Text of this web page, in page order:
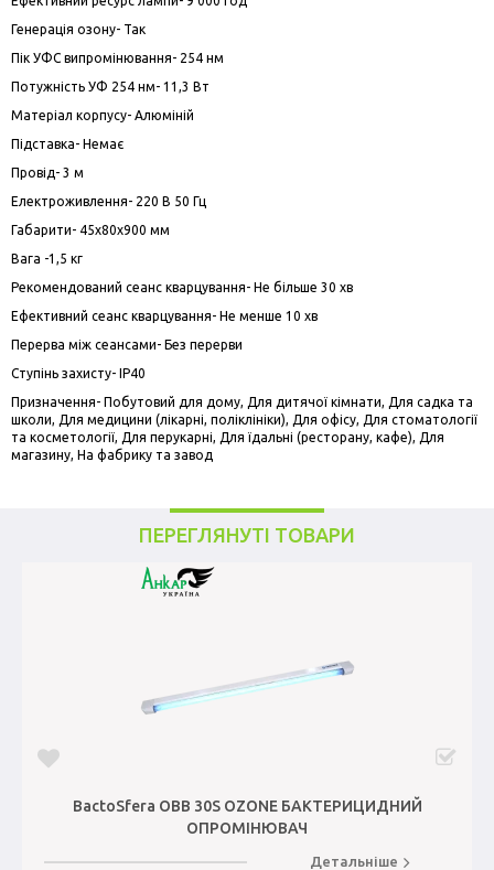
Генерація озону- Так
Пік УФС випромінювання- 254 нм
Потужність УФ 254 нм- 11,3 Вт
Матеріал корпусу- Алюміній
Підставка- Немає
Провід- 3 м
Електроживлення- 220 В 50 Гц
Габарити- 45x80x900 мм
Вага -1,5 кг
Рекомендований сеанс кварцування- Не більше 30 хв
Ефективний сеанс кварцування- Не менше 10 хв
Перерва між сеансами- Без перерви
Ступінь захисту- IP40
Призначення- Побутовий для дому, Для дитячої кімнати, Для садка та
школи, Для медицини (лікарні, поліклініки), Для офісу, Для стоматології
та косметології, Для перукарні, Для їдальні (ресторану, кафе), Для
магазину, На фабрику та завод
ПЕРЕГЛЯНУТІ ТОВАРИ
BactoSfera OBB 30S OZONE БАКТЕРИЦИДНИЙ
ОПРОМІНЮВАЧ
Детальніше